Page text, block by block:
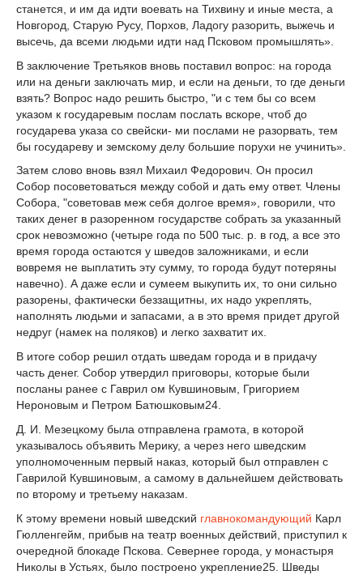
станется, и им да идти воевать на Тихвину и иные места, а
Новгород, Старую Русу, Порхов, Ладогу разо­рить, выжечь и
высечь, да всеми людьми идти над Псковом промышлять».
В заключение Третьяков вновь поставил вопрос: на города
или на деньги заключать мир, и если на деньги, то где деньги
взять? Вопрос надо решить быстро, "и с тем бы со всем
указом к государевым послам послать вскоре, чтоб до
государева указа со свейски- ми послами не разорвать, тем
бы государеву и земскому делу большие порухи не учи­нить».
Затем слово вновь взял Михаил Федорович. Он просил
Собор посоветоваться между собой и дать ему ответ. Члены
Собора, "советовав меж себя долгое время», говорили, что
таких денег в разоренном государстве собрать за указанный
срок невозможно (че­тыре года по 500 тыс. р. в год, а все это
время города остаются у шведов заложниками, и если
вовремя не выплатить эту сумму, то города будут потеряны
навечно). А даже если и сумеем выкупить их, то они сильно
разорены, фактически беззащитны, их надо ук­реплять,
наполнять людьми и запасами, а в это время придет другой
недруг (намек на поляков) и легко захватит их.
В итоге собор решил отдать шведам города и в придачу
часть денег. Собор утвер­дил приговоры, которые были
посланы ранее с Гаврил ом Кувшиновым, Григорием
Нероновым и Петром Батюшковым24
Д. И. Мезецкому была отправлена грамота, в которой
указывалось объявить Мерику, а через него шведским
уполномоченным первый наказ, который был отправлен с
Гаврилой Кувшиновым, а самому в дальнейшем действовать
по второму и третьему наказам.
К этому времени новый шведский главнокомандующий Карл
Гюлленгейм, прибыв на театр военных действий, приступил к
очередной блокаде Пскова. Севернее города, у монастыря
Николы в Устьях, было построено укрепление25 . Шведы